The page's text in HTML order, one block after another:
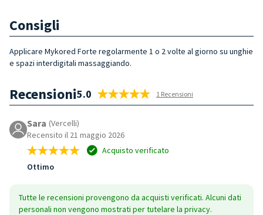
Consigli
Applicare Mykored Forte regolarmente 1 o 2 volte al giorno su unghie
e spazi interdigitali massaggiando.
Recensioni5.0 1 Recensioni
Sara (Vercelli)
Recensito il 21 maggio 2026
Acquisto verificato
Ottimo
Tutte le recensioni provengono da acquisti verificati. Alcuni dati
personali non vengono mostrati per tutelare la privacy.